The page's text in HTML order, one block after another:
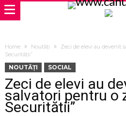
Home Noutăți
Zeci de elevi au devenit
Securității”
NOUTĂȚI SOCIAL
Zeci de elevi au
salvatori pentru o
Securității”